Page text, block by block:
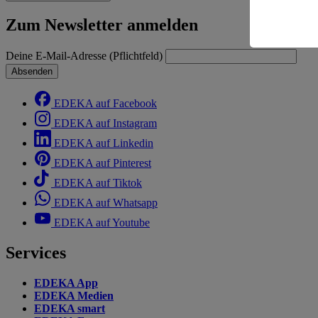
Zum Newsletter anmelden
Deine E-Mail-Adresse (Pflichtfeld)
Absenden
EDEKA auf Facebook
EDEKA auf Instagram
EDEKA auf Linkedin
EDEKA auf Pinterest
EDEKA auf Tiktok
EDEKA auf Whatsapp
EDEKA auf Youtube
Services
EDEKA App
EDEKA Medien
EDEKA smart